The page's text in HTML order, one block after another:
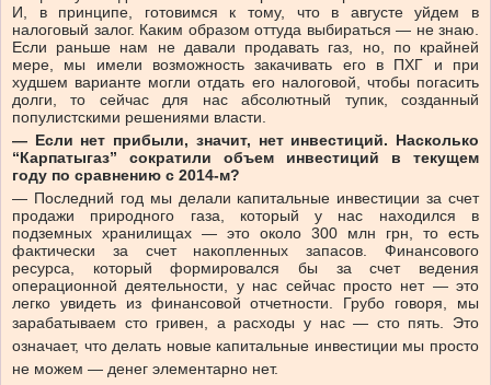
И, в принципе, готовимся к тому, что в августе уйдем в
налоговый залог. Каким образом оттуда выбираться — не знаю.
Если раньше нам не давали продавать газ, но, по крайней
мере, мы имели возможность закачивать его в ПХГ и при
худшем варианте могли отдать его налоговой, чтобы погасить
долги, то сейчас для нас абсолютный тупик, созданный
популистскими решениями власти.
— Если нет прибыли, значит, нет инвестиций. Насколько
“Карпатыгаз” сократили объем инвестиций в текущем
году по сравнению с 2014-м?
— Последний год мы делали капитальные инвестиции за счет
продажи природного газа, который у нас находился в
подземных хранилищах — это около 300 млн грн, то есть
фактически за счет накопленных запасов. Финансового
ресурса, который формировался бы за счет ведения
операционной деятельности, у нас сейчас просто нет — это
легко увидеть из финансовой отчетности. Грубо говоря, мы
зарабатываем сто гривен, а расходы у нас— сто пять. Это
означает, что делать новые капитальные инвестиции мы просто
не можем — денег элементарно нет.